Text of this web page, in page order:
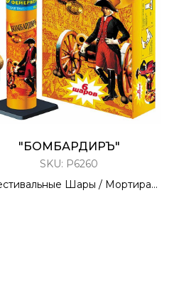
"БОМБАРДИРЪ"
SKU: Р6260
Шары / Мортира